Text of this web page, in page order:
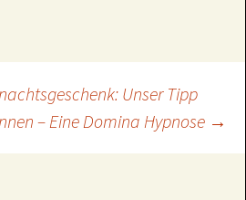
Unser Tipp
– Eine Domina Hypnose →